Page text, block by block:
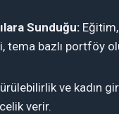
Sunduğu:
tema bazlı portföy
ve kadın
verir.